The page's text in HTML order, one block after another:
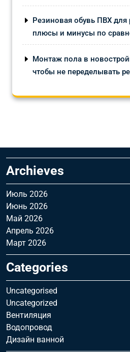
Резиновая обувь ПВХ для
плюсы и минусы по
Монтаж пола в
чтобы не переделывать
Archieves
Июль 2026
Июнь 2026
Май 2026
Апрель 2026
Март 2026
Categories
Uncategorised
Uncategorized
Вентиляция
Водопровод
Дизайн ванной